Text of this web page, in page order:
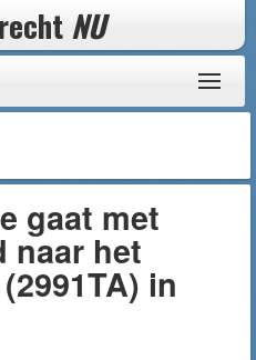
NU
gaat met
naar het
in